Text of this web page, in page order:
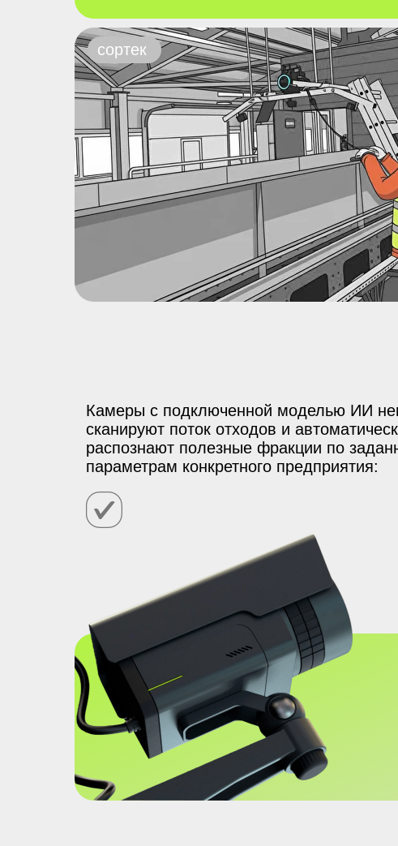
сортек
Камеры с подключенной моделью ИИ
сканируют поток отходов и
распознают полезные фракции по
параметрам конкретного предприятия: